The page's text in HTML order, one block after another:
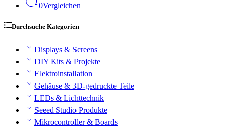
0Vergleichen
Durchsuche Kategorien
Displays & Screens
DIY Kits & Projekte
Elektroinstallation
Gehäuse & 3D-gedruckte Teile
LEDs & Lichttechnik
Seeed Studio Produkte
Mikrocontroller & Boards